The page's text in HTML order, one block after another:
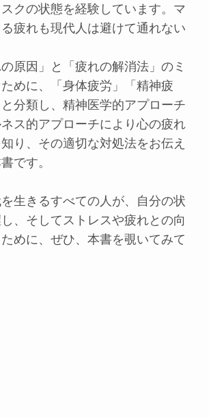
クの状態を経験しています。マ
疲れも現代人は避けて通れない
原因」と「疲れの解消法」のミ
めに、「身体疲労」「精神疲
分類し、精神医学的アプローチ
ス的アプローチにより心の疲れ
り、その適切な対処法をお伝え
です。
生きるすべての人が、自分の状
、そしてストレスや疲れとの向
めに、ぜひ、本書を覗いてみて